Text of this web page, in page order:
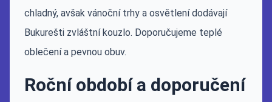
chladný, avšak vánoční trhy a osvětlení dodávají
Bukurešti zvláštní kouzlo. Doporučujeme teplé
oblečení a pevnou obuv.
Roční období a doporučení